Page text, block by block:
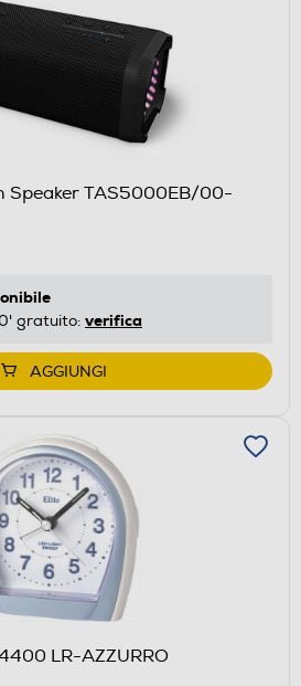
Speaker TAS5000EB/00-
gratuito: verifica
AGGIUNGI
LR-AZZURRO